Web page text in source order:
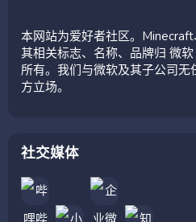
本网站为爱好者社区。
其相关标志、名称、品牌归 微
所有。我们与微软及其子公司
方立场。
社交媒体